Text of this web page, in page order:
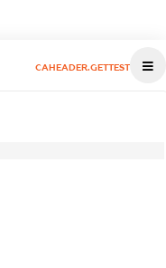
CAHEADER.GETTEST